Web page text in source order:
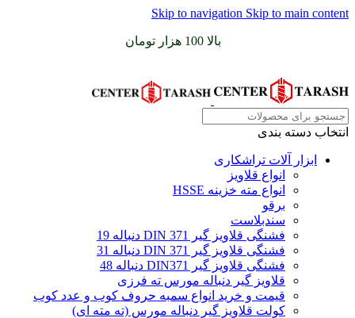
Skip to navigation Skip to main content
بالا 100 هزار تومان
انتخاب دسته بندی
ابزار آلات تراشکاری
انواع قلاویز
انواع مته خزینه HSSE
برقو
سندبلاست
فشنگی قلاویز گیر DIN 371 دنباله 19
فشنگی قلاویز گیر DIN 371 دنباله 31
فشنگی قلاویز گیر DIN371 دنباله 48
قلاویز گیر دنباله مورس ته فرزی
قیمت و خرید انواع سمبه حروف کوب و عدد کوب
کولت قلاویز گیر دنباله مورس (ته مته ای)